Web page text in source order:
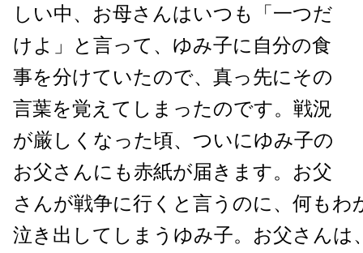
しい中、お母さんはいつも「一つだ
けよ」と言って、ゆみ子に自分の食
事を分けていたので、真っ先にその
言葉を覚えてしまったのです。戦況
が厳しくなった頃、ついにゆみ子の
お父さんにも赤紙が届きます。お父
さんが戦争に行くと言うのに、何もわ
泣き出してしまうゆみ子。お父さんは